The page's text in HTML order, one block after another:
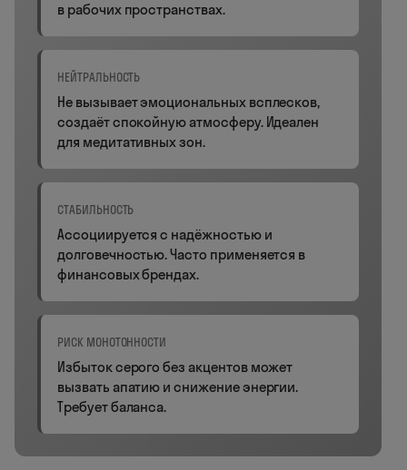
в рабочих пространствах.
НЕЙТРАЛЬНОСТЬ
Не вызывает эмоциональных всплесков,
создаёт спокойную атмосферу. Идеален
для медитативных зон.
СТАБИЛЬНОСТЬ
Ассоциируется с надёжностью и
долговечностью. Часто применяется в
финансовых брендах.
РИСК МОНОТОННОСТИ
Избыток серого без акцентов может
вызвать апатию и снижение энергии.
Требует баланса.